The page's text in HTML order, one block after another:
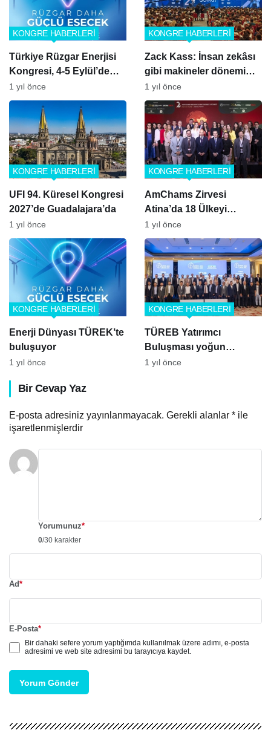
Türkiye Rüzgar Enerjisi
Kongresi, 4-5 Eylül’de
İzmir’de
KONGRE HABERLERİ
1 yıl önce
Zack Kass: İnsan zekâsı
gibi makineler dönemi
başladı
KONGRE HABERLERİ
1 yıl önce
UFI 94. Küresel Kongresi
2027’de Guadalajara’da
KONGRE HABERLERİ
1 yıl önce
AmChams Zirvesi
Atina’da 18 Ülkeyi
Buluşturdu
KONGRE HABERLERİ
1 yıl önce
Enerji Dünyası TÜREK’te
buluşuyor
KONGRE HABERLERİ
1 yıl önce
TÜREB Yatırımcı
Buluşması yoğun
katılımla gerçekleşti
KONGRE HABERLERİ
1 yıl önce
Bir Cevap Yaz
E-posta adresiniz yayınlanmayacak. Gerekli alanlar * ile
işaretlenmişlerdir
Yorumunuz*
0/30 karakter
Ad*
E-Posta*
Bir dahaki sefere yorum yaptığımda kullanılmak üzere adımı, e-posta
adresimi ve web site adresimi bu tarayıcıya kaydet.
Yorum Gönder